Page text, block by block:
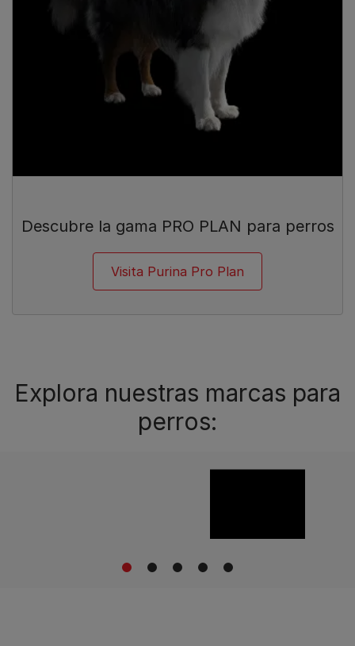
Descubre la gama PRO PLAN para perros
Visita Purina Pro Plan
Explora nuestras marcas para
perros:
1 2 3 4 5